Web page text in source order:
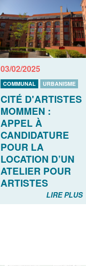
03/02/2025
COMMUNAL URBANISME
CITÉ D'ARTISTES
MOMMEN :
APPEL À
CANDIDATURE
POUR LA
LOCATION D’UN
ATELIER POUR
ARTISTES
LIRE PLUS